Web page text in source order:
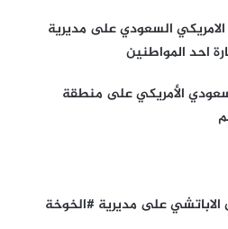
الامريكي السعودي على مديرية
الأمريكي على منطقة
على مديرية #الخوخة